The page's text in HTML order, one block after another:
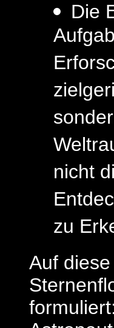
Die
nicht
zu
Auf